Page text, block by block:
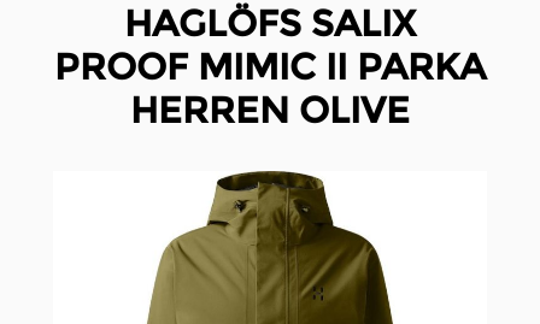
HAGLÖFS SALIX
PROOF MIMIC II PARKA
HERREN OLIVE
Clicken, um das Karussell zu überspringen